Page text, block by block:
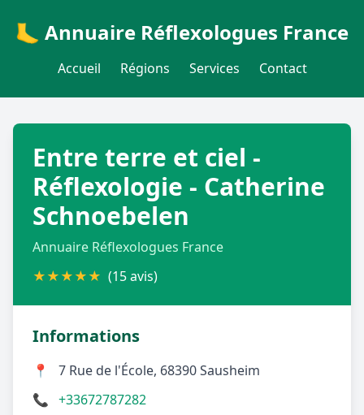
🦶 Annuaire Réflexologues France
Accueil Régions Services Contact
Entre terre et ciel -
Réflexologie - Catherine
Schnoebelen
Annuaire Réflexologues France
★★★★★ (15 avis)
Informations
📍
7 Rue de l'École, 68390 Sausheim
📞 +33672787282